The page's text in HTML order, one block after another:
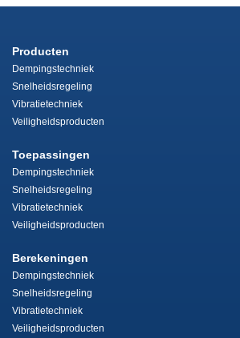
Producten
Dempingstechniek
Snelheidsregeling
Vibratietechniek
Veiligheidsproducten
Toepassingen
Dempingstechniek
Snelheidsregeling
Vibratietechniek
Veiligheidsproducten
Berekeningen
Dempingstechniek
Snelheidsregeling
Vibratietechniek
Veiligheidsproducten